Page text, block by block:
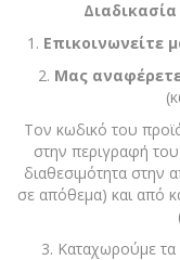
1. Επικοινωνείτε
2. Μας
Τον κωδικό του
στην περιγραφή
διαθεσιμότητα στην
σε απόθεμα) και από
3. Καταχωρούμε τα